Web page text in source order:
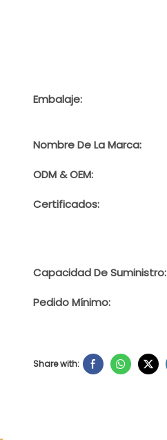
Embalaje:
Nombre De La Marca:
ODM & OEM:
Certificados:
Capacidad De Suministro:
Pedido Mínimo:
Share with: